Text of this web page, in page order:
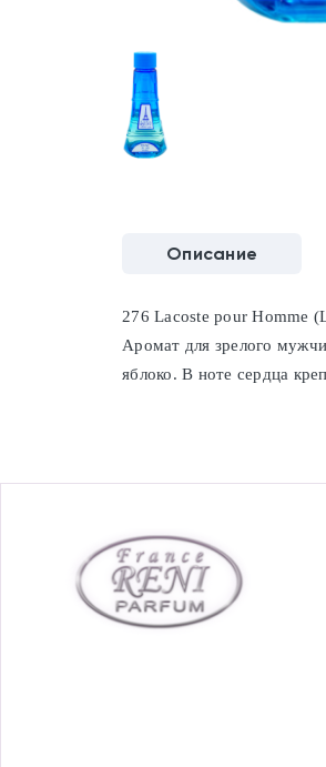
Описание
276 Lacoste pour Homme
Аромат для зрелого
яблоко. В ноте сердца